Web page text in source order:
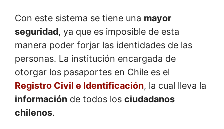
Con este sistema se tiene una mayor
seguridad, ya que es imposible de esta
manera poder forjar las identidades de las
personas. La institución encargada de
otorgar los pasaportes en Chile es el
Registro Civil e Identificación, la cual lleva la
información de todos los ciudadanos
chilenos.